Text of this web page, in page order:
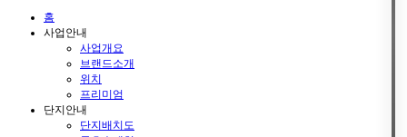
홈
사업안내
사업개요
브랜드소개
위치
프리미엄
단지안내
단지배치도